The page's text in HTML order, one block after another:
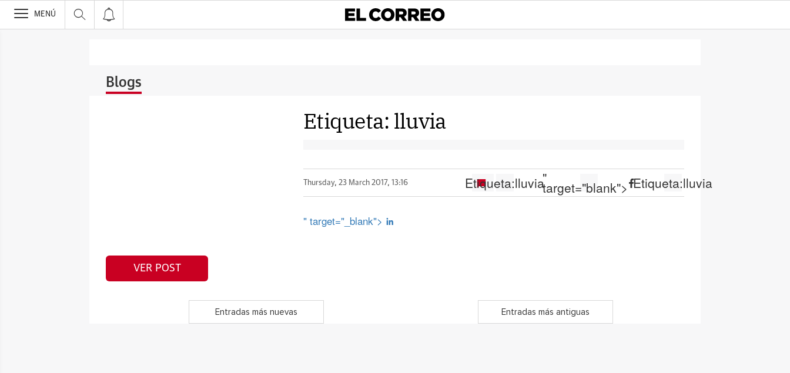
>
MENÚ
Blogs
Etiqueta: lluvia
Thursday, 23 March 2017, 13:16 Etiqueta:lluvia"
target="blank"> Etiqueta:lluvia
" target="_blank">
VER POST
Entradas más nuevas Entradas más antiguas